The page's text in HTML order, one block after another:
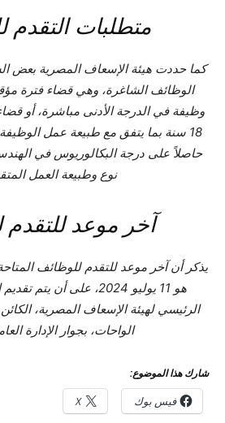
متطلبات التقدم
كما حددت هيئة الإسعاف المصرية بعض
الوظائف الشاغرة، وهي قضاء فترة
وظيفة في الدرجة الأدنى مباشرة، أو
18 سنة بما يتفق مع طبيعة عمل
حاصلاً على درجة البكالوريوس في
نوع وطبيعة العمل
آخر موعد للتقدم
يذكر أن آخر موعد للتقدم للوظائف
هو 11 يوليو 2024، على أن
الواحات، بجوار الإدارة
شارك هذا الموضوع:
فيس بوك X